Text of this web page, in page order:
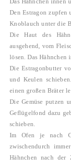
Den Estragon zupfen
Knoblauch unter die
Die Haut des
ausgehend, vom
lösen. Das
Die Estragonbutter
und Keulen
einen großen Bräter
Die Gemüse putzen
Geflügelfond dazu
schieben.
Im Ofen je nach
zwischendurch
Hähnchen nach